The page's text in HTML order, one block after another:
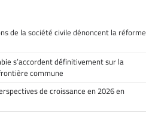
de la société civile dénoncent la réforme
s’accordent définitivement sur la
commune
de croissance en 2026 en